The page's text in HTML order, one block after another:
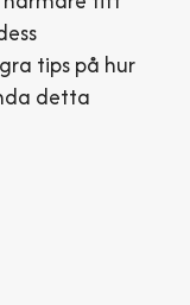
tips på hur
detta